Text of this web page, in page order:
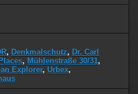
, Denkmalschutz, Dr. Carl
, Mühlenstraße 30/31,
Explorer, Urbex,